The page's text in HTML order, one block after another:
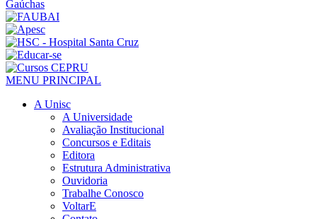
MENU PRINCIPAL
A Unisc
A Universidade
Avaliação Institucional
Concursos e Editais
Editora
Estrutura Administrativa
Ouvidoria
Trabalhe Conosco
VoltarE